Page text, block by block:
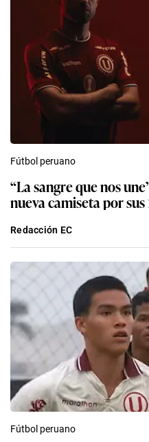
Fútbol peruano
“La sangre que nos
nueva camiseta por
Redacción EC
Fútbol peruano